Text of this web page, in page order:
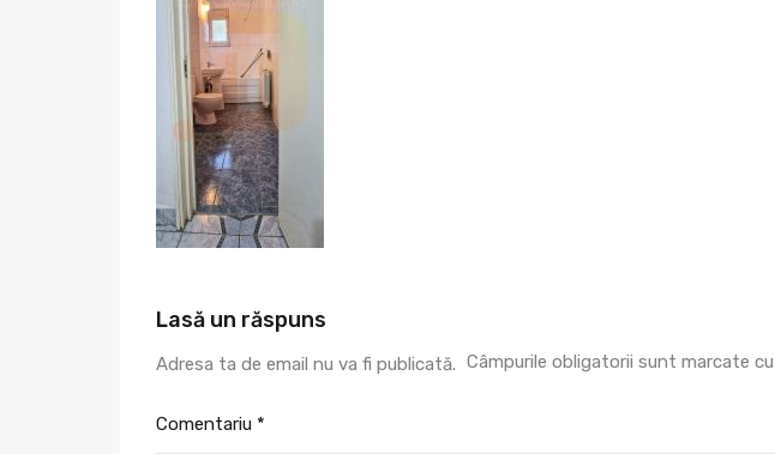
Lasă un răspuns
Adresa ta de email nu va fi publicată. Câmpurile obligatorii sunt marcate cu
Comentariu *